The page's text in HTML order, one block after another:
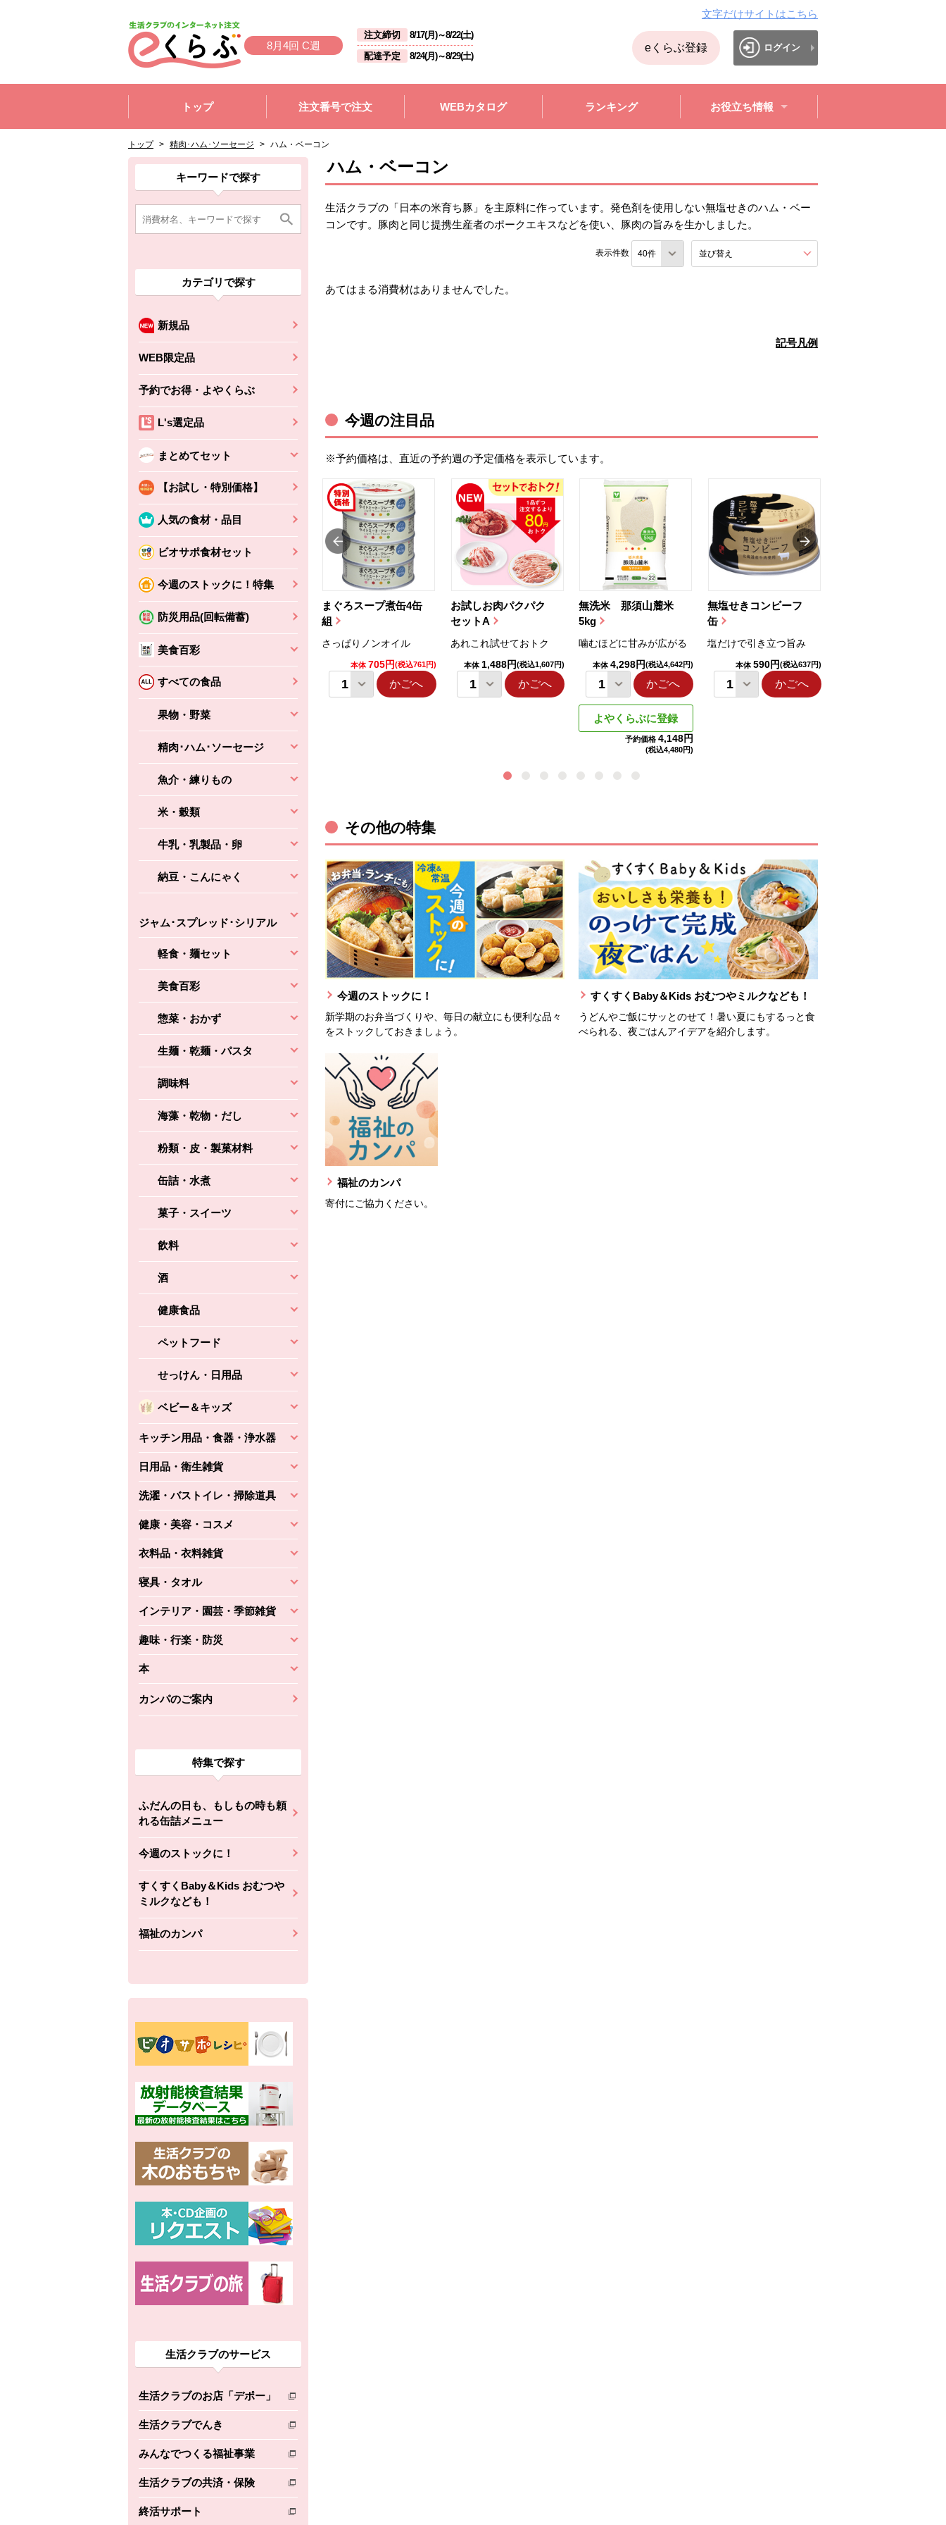
8月4回 C週
注文締切 8/17(月)～8/22(土)
配達予定
8/24(月)～8/29(土)
文字だけサイトはこちら
eくらぶ登録 ログイン
トップ
注文番号で注文 WEBカタログ ランキング お役立ち情報
トップ > 精肉･ハム･ソーセージ > ハム・ベーコン
ここから消費材検索メニューです。
キーワードで探す
カテゴリで探す
新規品
WEB限定品
予約でお得・よやくらぶ
L's選定品
まとめてセット
【お試し・特別価格】
人気の食材・品目
ビオサポ食材セット
今週のストックに！特集
防災用品(回転備蓄)
美食百彩
すべての食品
果物・野菜
精肉･ハム･ソーセージ
魚介・練りもの
米・穀類
牛乳・乳製品・卵
納豆・こんにゃく
ジャム･スプレッド･シリアル
軽食・麺セット
美食百彩
惣菜・おかず
生麺・乾麺・パスタ
調味料
海藻・乾物・だし
粉類・皮・製菓材料
缶詰・水煮
菓子・スイーツ
飲料
酒
健康食品
ペットフード
せっけん・日用品
ベビー＆キッズ
キッチン用品・食器・浄水器
日用品・衛生雑貨
洗濯・バストイレ・掃除道具
健康・美容・コスメ
衣料品・衣料雑貨
寝具・タオル
インテリア・園芸・季節雑貨
趣味・行楽・防災
本
カンパのご案内
特集で探す
ふだんの日も、もしもの時も頼
れる缶詰メニュー
今週のストックに！
すくすくBaby＆Kids おむつや
ミルクなども！
福祉のカンパ
消費材検索メニューここまで。
ここから本文です。
ここから組合員向けメニューです。
生活クラブのサービス
生活クラブのお店「デポー」
別のウィンドウで開きます。
生活クラブでんき
別のウィンドウで開きます。
みんなでつくる福祉事業
別のウィンドウで開きます。
生活クラブの共済・保険
別のウィンドウで開きます。
終活サポート
別のウィンドウで開きます。
組合員向けメニューここまで。
ここから本文です。 ハム・ベーコン
生活クラブの「日本の米育ち豚」を主原料に作っています。発色剤を使用しない無塩せきのハム・ベー
コンです。豚肉と同じ提携生産者のポークエキスなどを使い、豚肉の旨みを生かしました。
表示件数 並び替え
あてはまる消費材はありませんでした。
記号凡例
今週の注目品
※予約価格は、直近の予約週の予定価格を表示しています。
まぐろスープ煮缶4缶
組
さっぱりノンオイル
本体 705円(税込761円)
かごへ
お試しお肉パクパク
セットA
あれこれ試せておトク
本体 1,488円(税込1,607円)
かごへ
無洗米 那須山麓米
5kg
噛むほどに甘みが広がる
本体 4,298円(税込4,642円)
かごへ
よやくらぶに登録
予約価格 4,148円
(税込4,480円)
無塩せきコンビーフ
缶
塩だけで引き立つ旨み
本体 590円(税込637円)
かごへ
ちょこっと揚げ（香
えびの風味がぶわっ！
(税込356円)
かごへ
(税込2,333円)
かごへ
その他の特集
今週のストックに！
新学期のお弁当づくりや、毎日の献立にも便利な品々
をストックしておきましょう。
すくすくBaby＆Kids おむつやミルクなども！
うどんやご飯にサッとのせて！暑い夏にもするっと食
べられる、夜ごはんアイデアを紹介します。
福祉のカンパ
寄付にご協力ください。